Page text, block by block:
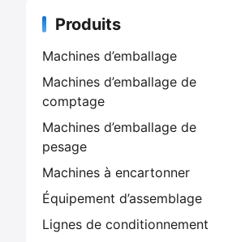
Produits
Machines d’emballage
Machines d’emballage de
comptage
Machines d’emballage de
pesage
Machines à encartonner
Équipement d’assemblage
Lignes de conditionnement